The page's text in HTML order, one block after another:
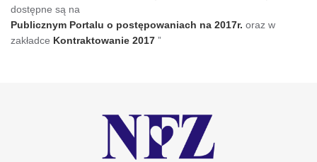
dostępne są na
Publicznym Portalu o postępowaniach na 2017r. oraz w
zakładce Kontraktowanie 2017 ”